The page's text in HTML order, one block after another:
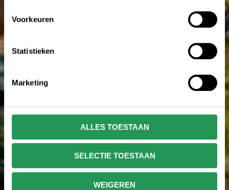
Voorkeuren
Statistieken
Marketing
ALLES TOESTAAN
SELECTIE TOESTAAN
WEIGEREN